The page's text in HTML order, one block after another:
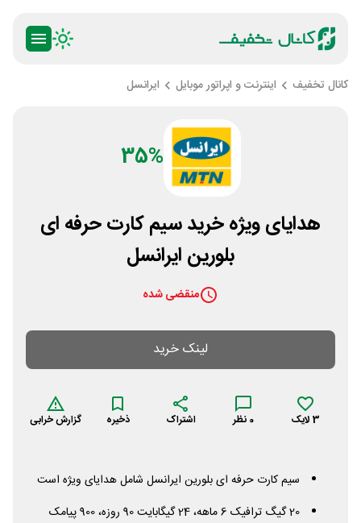
کانال تخفیف اینترنت و اپراتور موبایل ایرانسل
35%
هدایای ویژه خرید سیم کارت حرفه ای
بلورین ایرانسل
منقضی شده
لینک خرید
3 لایک 0 نظر اشتراک ذخیره گزارش خرابی
سیم کارت حرفه ای بلورین ایرانسل شامل هدایای ویژه است
20 گیگ ترافیک 6 ماهه، 24 گیگابایت 90 روزه، 900 پیامک